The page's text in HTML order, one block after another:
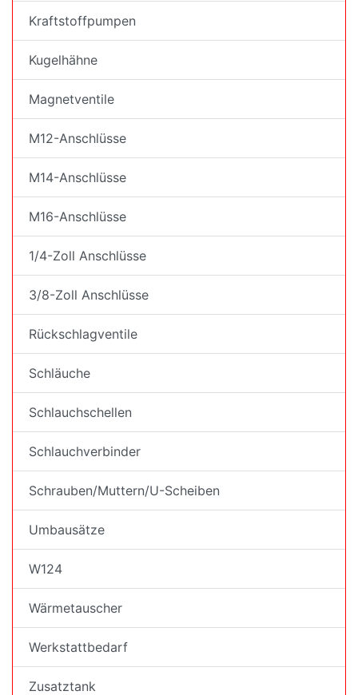
Kraftstoffpumpen
Kugelhähne
Magnetventile
M12-Anschlüsse
M14-Anschlüsse
M16-Anschlüsse
1/4-Zoll Anschlüsse
3/8-Zoll Anschlüsse
Rückschlagventile
Schläuche
Schlauchschellen
Schlauchverbinder
Schrauben/Muttern/U-Scheiben
Umbausätze
W124
Wärmetauscher
Werkstattbedarf
Zusatztank